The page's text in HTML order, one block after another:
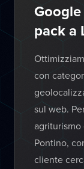
pack a
con
sul web.
agriturismo
Pontino,
cliente